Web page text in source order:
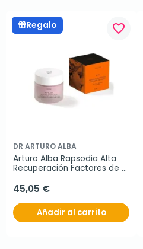
Regalo favorite_border
DR ARTURO ALBA
Arturo Alba Rapsodia Alta
Recuperación Factores de
45,05 €
Añadir al carrito